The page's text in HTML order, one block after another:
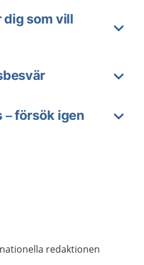
dig som vill
– försök igen
redaktionen